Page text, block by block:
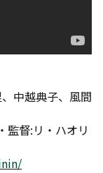
中越典子、風間
督:リ・ハオリ